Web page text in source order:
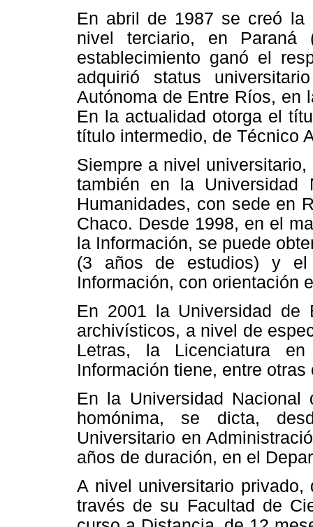
En abril de 1987 se creó la
nivel terciario, en
establecimiento ganó el
adquirió status
Autónoma de Entre Ríos, en
En la actualidad otorga el
título intermedio, de Técnico
Siempre a nivel
también en la Universidad
Humanidades, con sede en
Chaco. Desde 1998, en el
la Información, se puede
(3 años de estudios) y
Información, con orientación
En 2001 la Universidad de
archivísticos, a nivel de
Letras, la Licenciatura
Información tiene, entre
En la Universidad
homónima, se dicta,
Universitario en
años de duración, en el
A nivel universitario privado,
través de su Facultad de